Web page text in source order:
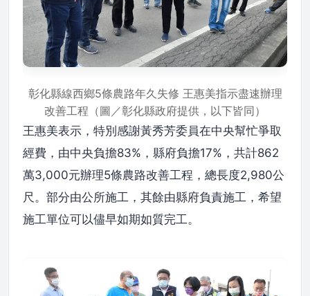
彰化縣線西鄉5條農路年久失修 王惠美指示盡速辦理
改善工程（圖／彰化縣政府提供，以下皆同）
王惠美表示，特別感謝黃秀芳委員在中央幫忙爭取
經費，由中央負擔83%，縣府負擔17%，共計862
萬3,000元辦理5條農路改善工程，總長度2,980公
尺。部分由公所施工，其餘由縣府負責施工，希望
施工單位可以儘早如期如質完工。